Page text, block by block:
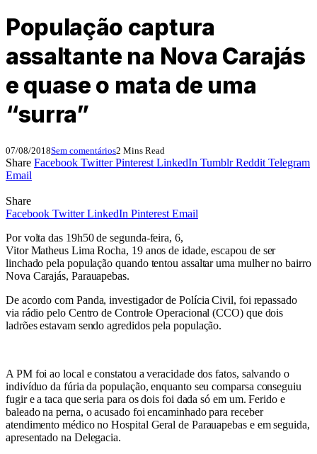
População captura
assaltante na Nova Carajás
e quase o mata de uma
“surra”
07/08/2018Sem comentários2 Mins Read
Share Facebook Twitter Pinterest LinkedIn Tumblr Reddit Telegram
Email
Share
Facebook Twitter LinkedIn Pinterest Email
Por volta das 19h50 de segunda-feira, 6,
Vitor Matheus Lima Rocha, 19 anos de idade, escapou de ser
linchado pela população quando tentou assaltar uma mulher no bairro
Nova Carajás, Parauapebas.
De acordo com Panda, investigador de Polícia Civil, foi repassado
via rádio pelo Centro de Controle Operacional (CCO) que dois
ladrões estavam sendo agredidos pela população.
A PM foi ao local e constatou a veracidade dos fatos, salvando o
indivíduo da fúria da população, enquanto seu comparsa conseguiu
fugir e a taca que seria para os dois foi dada só em um. Ferido e
baleado na perna, o acusado foi encaminhado para receber
atendimento médico no Hospital Geral de Parauapebas e em seguida,
apresentado na Delegacia.